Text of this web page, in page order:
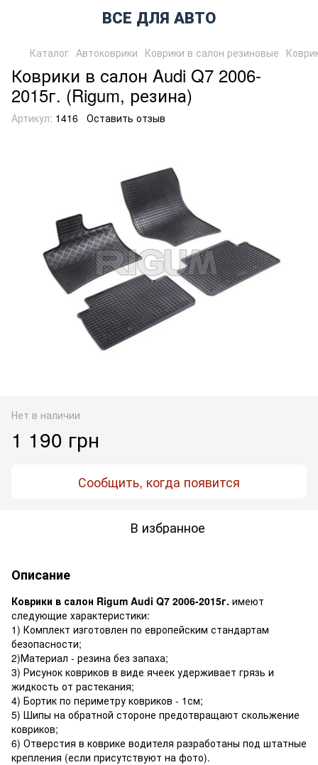
ВСЕ ДЛЯ АВТО
Каталог Автоковрики Коврики в салон резиновые
Коврики в салон Audi Q7 2006-
2015г. (Rigum, резина)
Артикул: 1416 Оставить отзыв
Нет в наличии
1 190 грн
Сообщить, когда появится
В избранное
Описание
Коврики в салон Rigum Audi Q7 2006-2015г. имеют
следующие характеристики:
1) Комплект изготовлен по европейским стандартам
безопасности;
2)Материал - резина без запаха;
3) Рисунок ковриков в виде ячеек удерживает грязь и
жидкость от растекания;
4) Бортик по периметру ковриков - 1см;
5) Шипы на обратной стороне предотвращают скольжение
ковриков;
6) Отверстия в коврике водителя разработаны под штатные
крепления (если присутствуют на фото).